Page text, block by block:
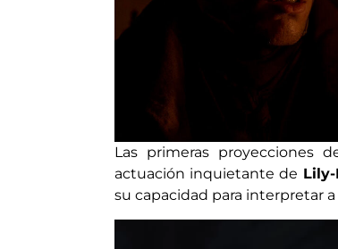
Las primeras proyecciones
actuación inquietante de Lily-
su capacidad para interpretar